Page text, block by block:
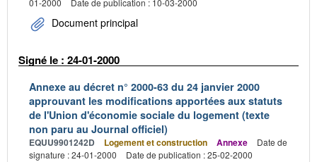
Document principal
Signé le : 24-01-2000
Annexe au décret n° 2000-63 du 24 janvier 2000
approuvant les modifications apportées aux statuts
de l'Union d'économie sociale du logement (texte
non paru au Journal officiel)
EQUU9901242D Logement et construction Annexe
Date de
signature : 24-01-2000
Date de publication : 25-02-2000